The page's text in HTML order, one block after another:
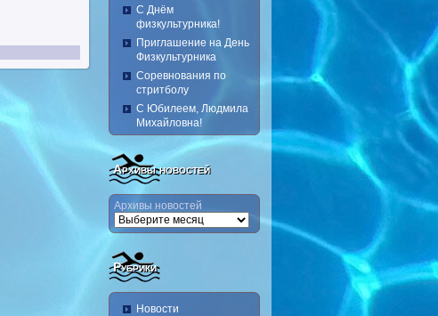
С Днём
физкультурника!
Приглашение на День
Физкультурника
Соревнования по
стритболу
С Юбилеем, Людмила
Михайловна!
Архивы новостей
Архивы новостей
Рубрики
Новости